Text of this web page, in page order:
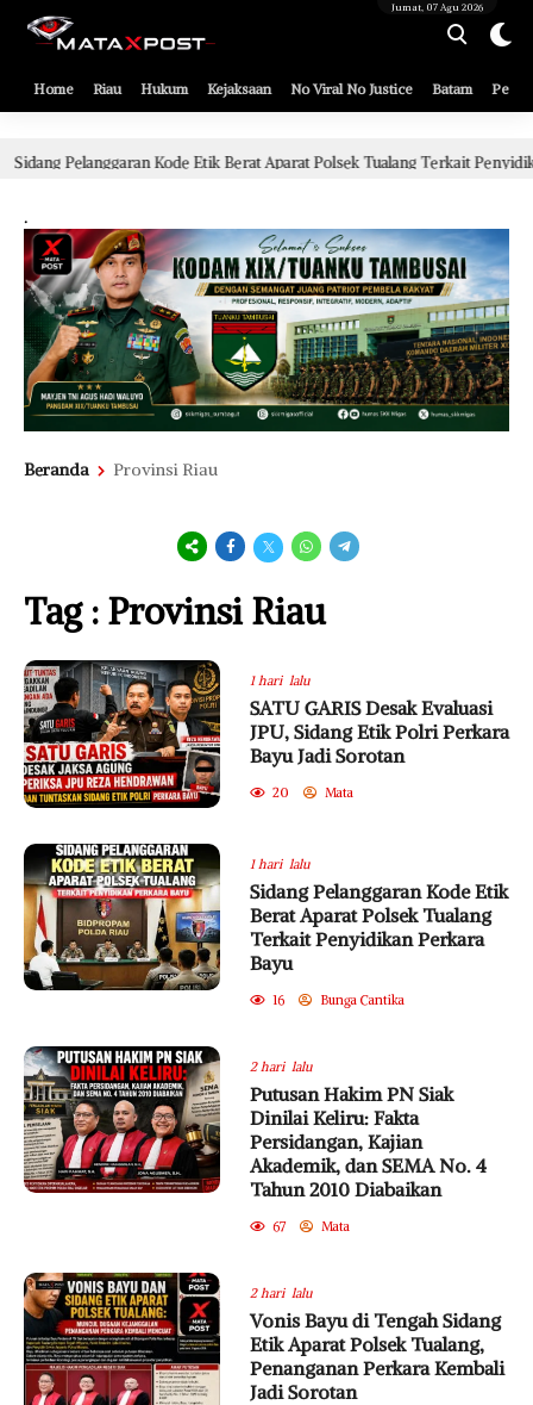
[gnpub_google_news_follow]
Home Riau Hukum Kejaksaan No Viral No Justice Batam
Jumat, 07 Agu 2026
Etik Berat Aparat Polsek Tualang Terkait Penyidikan Perkara Bayu
.
Beranda Provinsi Riau
Tag : Provinsi Riau
1 hari lalu
SATU GARIS Desak Evaluasi
JPU, Sidang Etik Polri Perkara
Bayu Jadi Sorotan
20 Mata
1 hari lalu
Sidang Pelanggaran Kode Etik
Berat Aparat Polsek Tualang
Terkait Penyidikan Perkara
Bayu
16 Bunga Cantika
2 hari lalu
Putusan Hakim PN Siak
Dinilai Keliru: Fakta
Persidangan, Kajian
Akademik, dan SEMA No. 4
Tahun 2010 Diabaikan
67 Mata
2 hari lalu
Vonis Bayu di Tengah Sidang
Etik Aparat Polsek Tualang,
Penanganan Perkara Kembali
Jadi Sorotan